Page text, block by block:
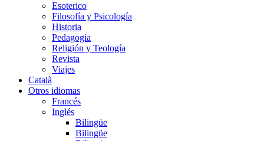
Esoterico
Filosofía y Psicología
Historia
Pedagogía
Religión y Teología
Revista
Viajes
Català
Otros idiomas
Francés
Inglés
Bilingüe
Bilingüe